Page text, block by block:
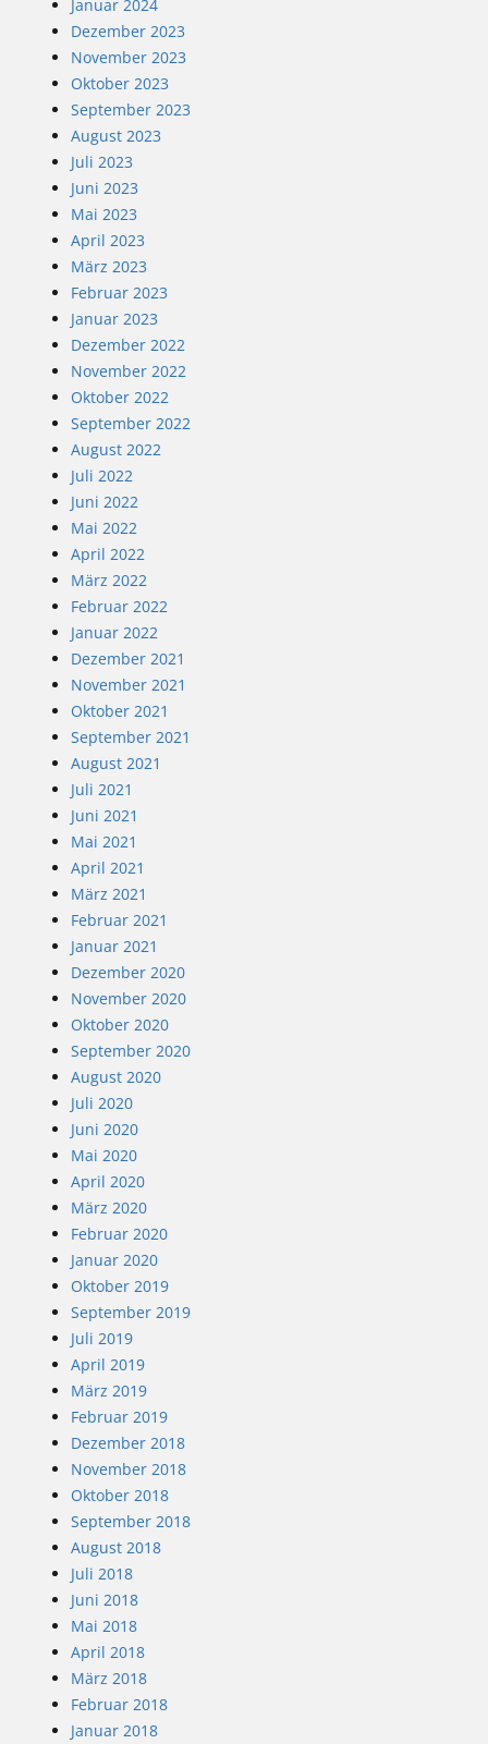
Januar 2024
Dezember 2023
November 2023
Oktober 2023
September 2023
August 2023
Juli 2023
Juni 2023
Mai 2023
April 2023
März 2023
Februar 2023
Januar 2023
Dezember 2022
November 2022
Oktober 2022
September 2022
August 2022
Juli 2022
Juni 2022
Mai 2022
April 2022
März 2022
Februar 2022
Januar 2022
Dezember 2021
November 2021
Oktober 2021
September 2021
August 2021
Juli 2021
Juni 2021
Mai 2021
April 2021
März 2021
Februar 2021
Januar 2021
Dezember 2020
November 2020
Oktober 2020
September 2020
August 2020
Juli 2020
Juni 2020
Mai 2020
April 2020
März 2020
Februar 2020
Januar 2020
Oktober 2019
September 2019
Juli 2019
April 2019
März 2019
Februar 2019
Dezember 2018
November 2018
Oktober 2018
September 2018
August 2018
Juli 2018
Juni 2018
Mai 2018
April 2018
März 2018
Februar 2018
Januar 2018